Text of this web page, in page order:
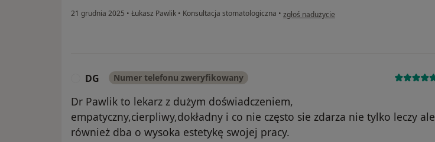
21 grudnia 2025 • Łukasz Pawlik • Konsultacja stomatologiczna • w opinii użytkownika mw
zgłoś nadużycie
DG Numer telefonu zweryfikowany
Dr Pawlik to lekarz z dużym doświadczeniem,
empatyczny,cierpliwy,dokładny i co nie często sie zdarza nie tylko leczy ale
również dba o wysoka estetykę swojej pracy.